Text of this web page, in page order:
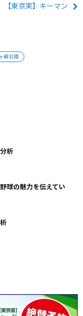
【東京実】キーマン
崎北陵
析
球の魅力を伝えてい